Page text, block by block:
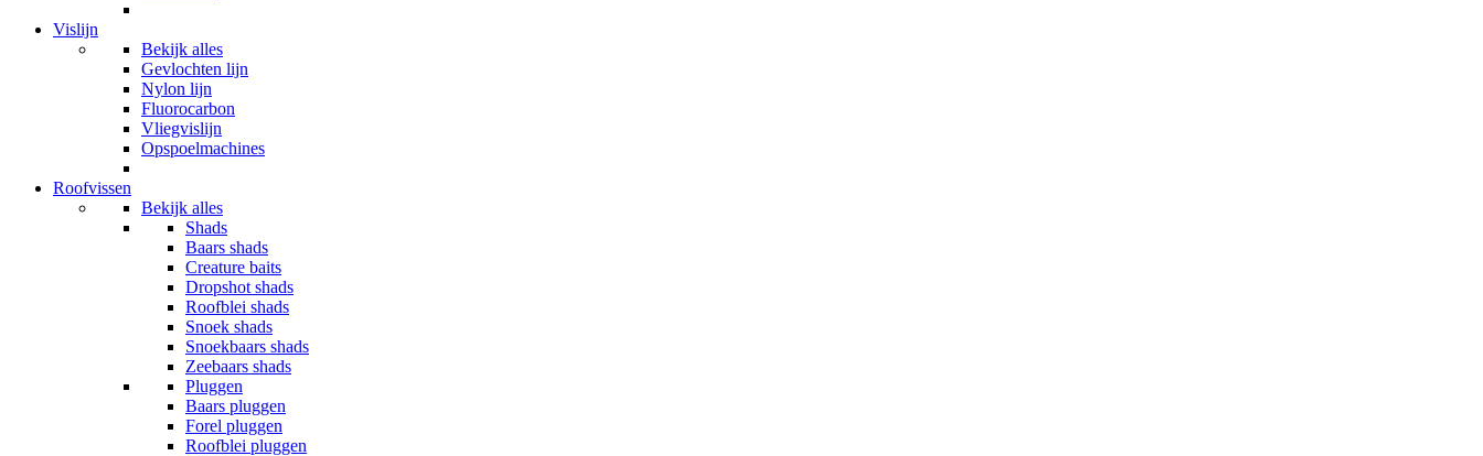
Vislijn
Bekijk alles
Gevlochten lijn
Nylon lijn
Fluorocarbon
Vliegvislijn
Opspoelmachines
Roofvissen
Bekijk alles
Shads
Baars shads
Creature baits
Dropshot shads
Roofblei shads
Snoek shads
Snoekbaars shads
Zeebaars shads
Pluggen
Baars pluggen
Forel pluggen
Roofblei pluggen